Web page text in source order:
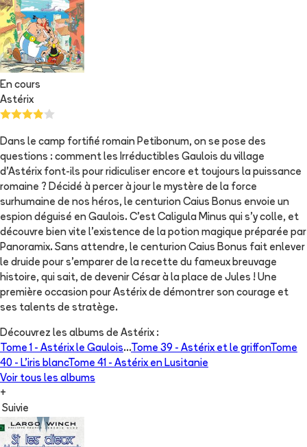
En cours
Astérix
Dans le camp fortifié romain Petibonum, on se pose des
questions : comment les Irréductibles Gaulois du village
d’Astérix font-ils pour ridiculiser encore et toujours la puissance
romaine ? Décidé à percer à jour le mystère de la force
surhumaine de nos héros, le centurion Caius Bonus envoie un
espion déguisé en Gaulois. C’est Caligula Minus qui s’y colle, et
découvre bien vite l’existence de la potion magique préparée par
Panoramix. Sans attendre, le centurion Caius Bonus fait enlever
le druide pour s’emparer de la recette du fameux breuvage
histoire, qui sait, de devenir César à la place de Jules ! Une
première occasion pour Astérix de démontrer son courage et
ses talents de stratège.
Découvrez les albums de Astérix :
Tome 1 - Astérix le Gaulois...Tome 39 - Astérix et le griffonTome
40 - L'iris blancTome 41 - Astérix en Lusitanie
Voir tous les albums
+
Suivie